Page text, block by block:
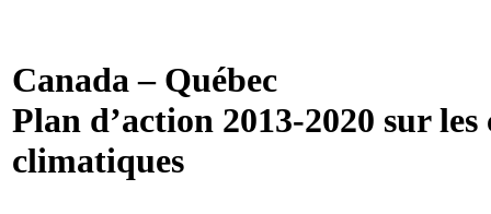
Canada – Québec
Plan d’action 2013-2020 sur les
climatiques